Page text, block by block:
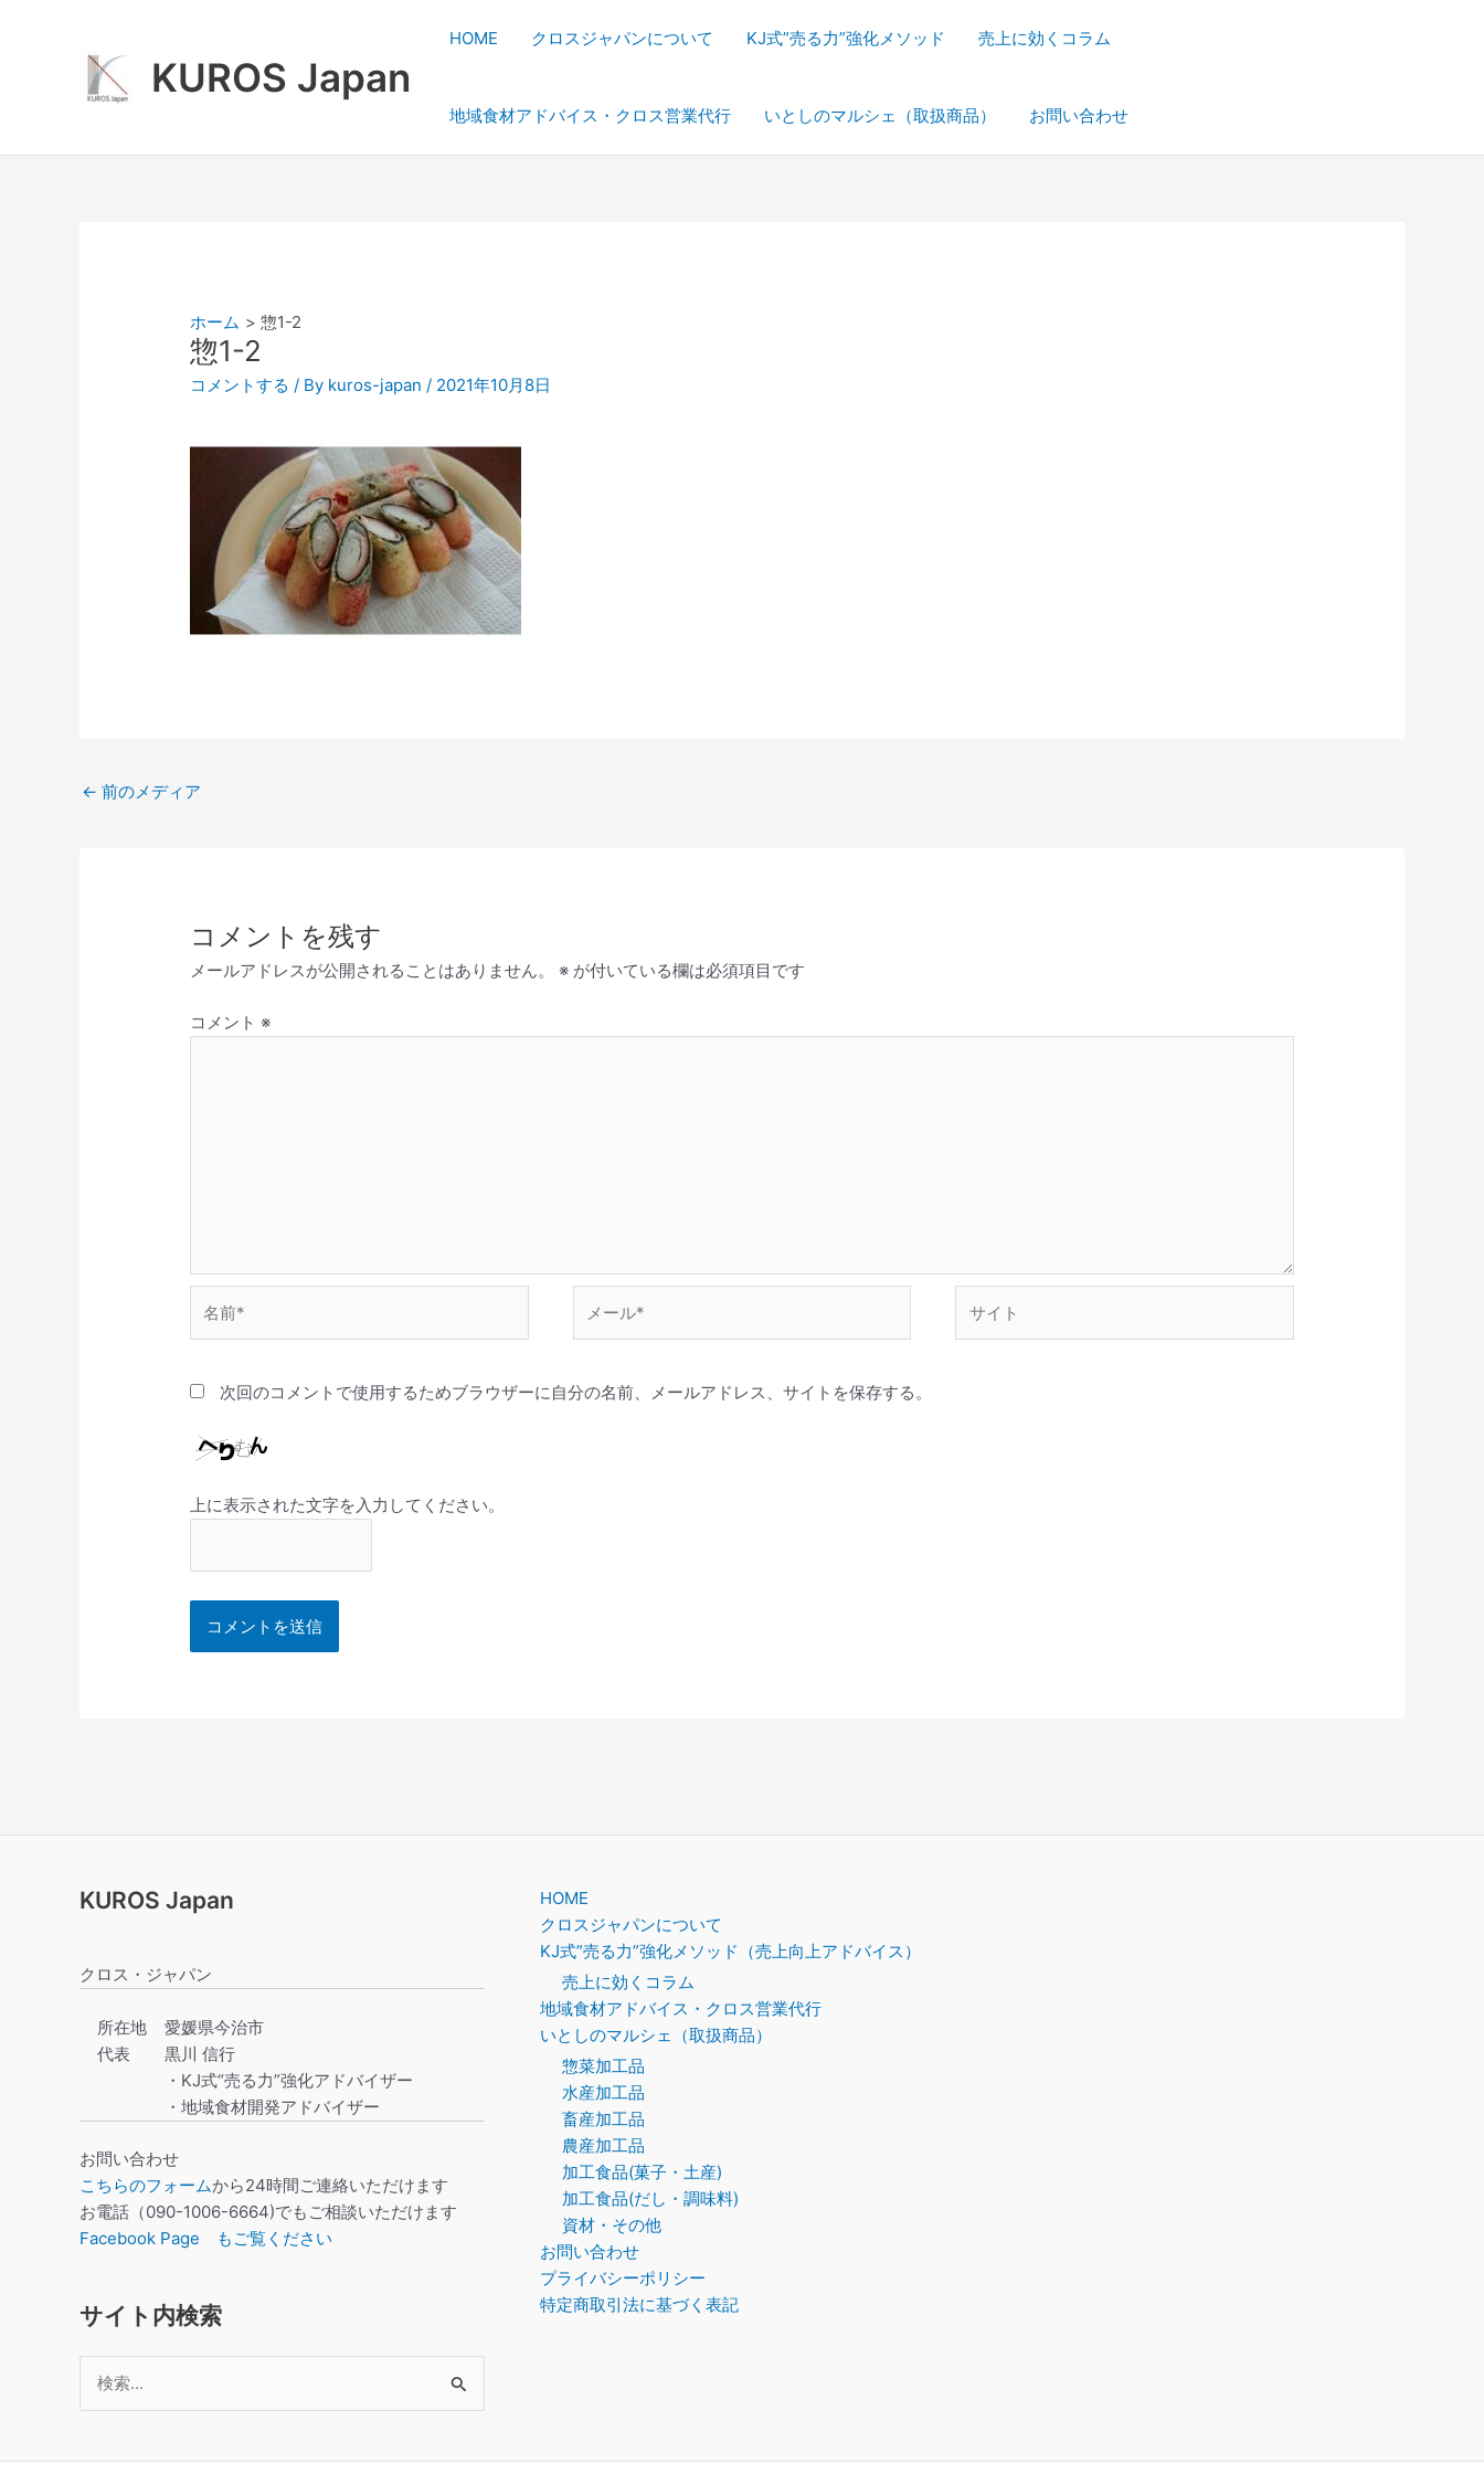
KUROS Japan
HOME クロスジャパンについて KJ式”売る力”強化メソッド 売上に効くコラム
地域食材アドバイス・クロス営業代行 いとしのマルシェ（取扱商品） お問い合わせ
ホーム 惣1-2
惣1-2
コメントする / By kuros-japan/ 2021年10月8日
← 前のメディア
コメントを残す
メールアドレスが公開されることはありません。 ※ が付いている欄は必須項目です
コメント ※
前
ー
次回のコメントで使用するためブラウザーに自分の名前、メールアドレス、サイトを保存する。
上に表示された文字を入力してください。
KUROS Japan
クロス・ジャパン
所在地
代表
愛媛県今治市
黒川 信行
・KJ式“売る力”強化アドバイザー
・地域食材開発アドバイザー
お問い合わせ
こちらのフォームから24時間ご連絡いただけます
お電話（090-1006-6664)でもご相談いただけます
Facebook Page もご覧ください
サイト内検索
索
象:
HOME
クロスジャパンについて
KJ式”売る力”強化メソッド（売上向上アドバイス）
売上に効くコラム
地域食材アドバイス・クロス営業代行
いとしのマルシェ（取扱商品）
惣菜加工品
水産加工品
畜産加工品
農産加工品
加工食品(菓子・土産)
加工食品(だし・調味料)
資材・その他
お問い合わせ
プライバシーポリシー
特定商取引法に基づく表記